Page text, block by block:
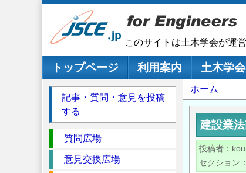
このサイトは土木学会が運
メインナビゲーション
トップページ 利用案内 土木学
パ
ン
く
ず
ホーム
建設業
投稿者
セクション
記事・質問・意見を投稿
する
ク
シ
質問広場
意見交換広場